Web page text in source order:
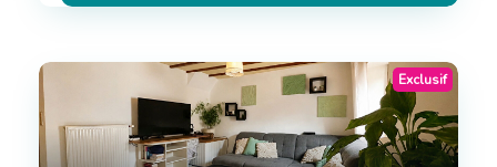
Exclusif